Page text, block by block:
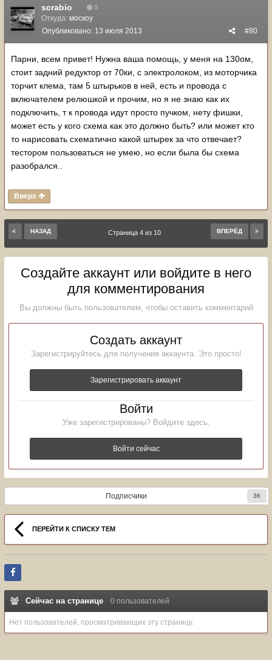
scrabio 0
Откуда: москоу
#80
Опубликовано: 13 июля 2013
Парни, всем привет! Нужна ваша помощь, у меня на 130ом,
стоит задний редуктор от 70ки, с электролоком, из моторчика
торчит клема, там 5 штырьков в ней, есть и провода с
включателем релюшкой и прочим, но я не знаю как их
подключить, т к провода идут просто пучком, нету фишки,
может есть у кого схема как это должно быть? или может кто
то нарисовать схематично какой штырек за что отвечает?
тестором пользоваться не умею, но если была бы схема
разобрался..
Вверх
НАЗАД ВПЕРЁД
Страница 4 из 10
Создайте аккаунт или войдите в него
для комментирования
Вы должны быть пользователем, чтобы оставить комментарий
Создать аккаунт
Зарегистрируйтесь для получения аккаунта. Это просто!
Зарегистрировать аккаунт
Войти
Уже зарегистрированы? Войдите здесь.
Войти сейчас
Подписчики 36
ПЕРЕЙТИ К СПИСКУ ТЕМ
Сейчас на странице 0 пользователей
Нет пользователей, просматривающих эту страницу.